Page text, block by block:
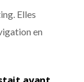
Elles
en